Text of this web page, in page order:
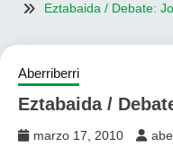
Eztabaida / Debate:
Aberriberri
Eztabaida /
marzo 17, 2010